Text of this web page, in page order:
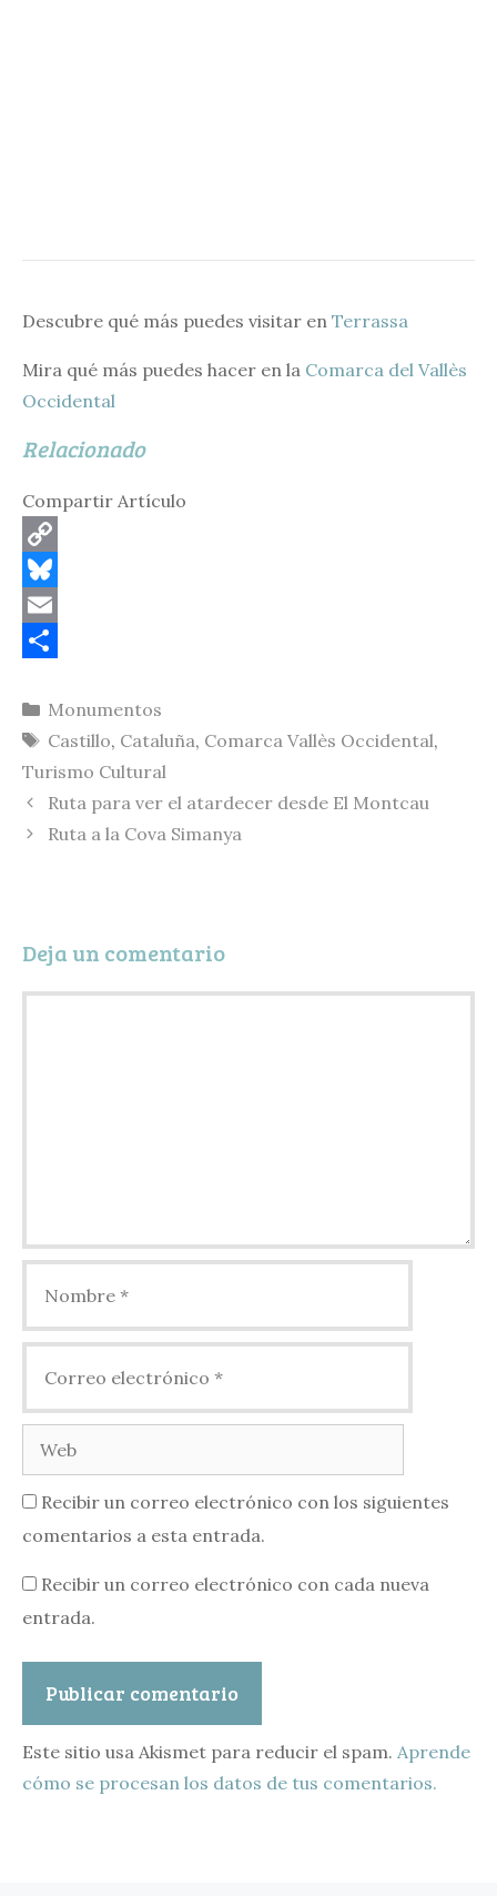
Descubre qué más puedes visitar en Terrassa
Mira qué más puedes hacer en la Comarca del Vallès
Occidental
Relacionado
Compartir Artículo
C
o
p
L
i
n
B
e
s
k
E
a
i
l
o
m
p
r
Categorías
Monumentos
Etiquetas
Castillo, Cataluña, Comarca Vallès Occidental,
Turismo Cultural
Ruta para ver el atardecer desde El Montcau
Ruta a la Cova Simanya
Deja un comentario
electrónico
Recibir un correo electrónico con los siguientes
comentarios a esta entrada.
Recibir un correo electrónico con cada nueva
entrada.
Este sitio usa Akismet para reducir el spam. Aprende
cómo se procesan los datos de tus comentarios.